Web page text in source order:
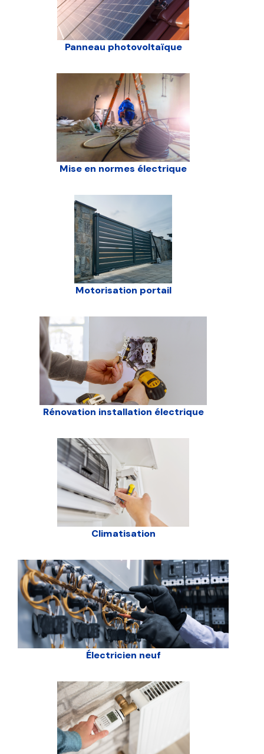
Panneau photovoltaïque
Mise en normes électrique
Motorisation portail
Rénovation installation électrique
Climatisation
Électricien neuf